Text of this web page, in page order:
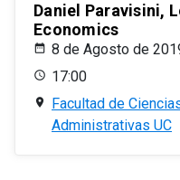
Daniel Paravisini,
Economics
8 de Agosto de
17:00
Facultad de
Administrativas UC